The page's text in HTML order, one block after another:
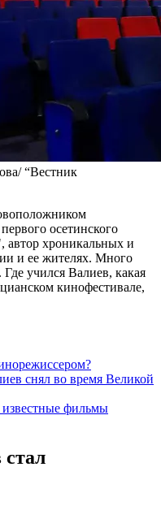
“Вестник
осетинского
автор хроникальных и
и ее жителях. Много
учился Валиев, какая
кинофестивале,
снял во время Великой
фильмы